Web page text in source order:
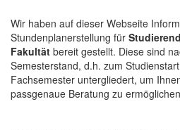
Wir haben auf dieser Webseite
Stundenplanerstellung für
Fakultät bereit gestellt. Diese sind
Semesterstand, d.h. zum
Fachsemester untergliedert, um
passgenaue Beratung zu